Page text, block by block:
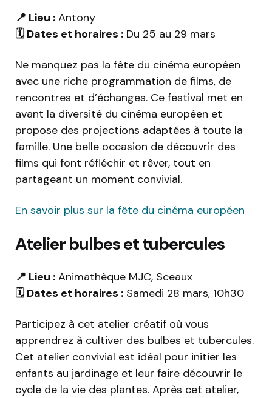
📍 Lieu : Antony
🗓️ Dates et horaires : Du 25 au 29 mars
Ne manquez pas la fête du cinéma européen
avec une riche programmation de films, de
rencontres et d’échanges. Ce festival met en
avant la diversité du cinéma européen et
propose des projections adaptées à toute la
famille. Une belle occasion de découvrir des
films qui font réfléchir et rêver, tout en
partageant un moment convivial.
En savoir plus sur la fête du cinéma européen
Atelier bulbes et tubercules
📍 Lieu : Animathèque MJC, Sceaux
🗓️ Dates et horaires : Samedi 28 mars, 10h30
Participez à cet atelier créatif où vous
apprendrez à cultiver des bulbes et tubercules.
Cet atelier convivial est idéal pour initier les
enfants au jardinage et leur faire découvrir le
cycle de la vie des plantes. Après cet atelier,